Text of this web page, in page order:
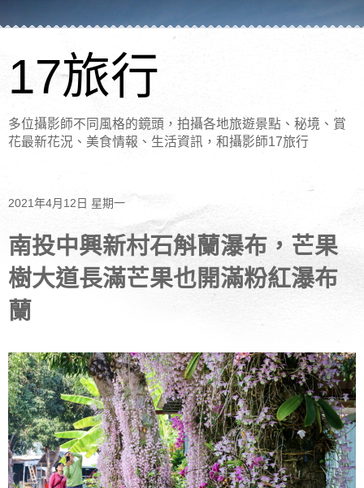
17旅行
多位攝影師不同風格的鏡頭，拍攝各地旅遊景點、秘境、賞
花最新花況、美食情報、生活資訊，和攝影師17旅行
2021年4月12日 星期一
南投中興新村石斛蘭瀑布，芒果
樹大道長滿芒果也開滿粉紅瀑布
蘭